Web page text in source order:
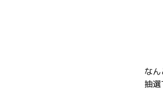
なん
抽選